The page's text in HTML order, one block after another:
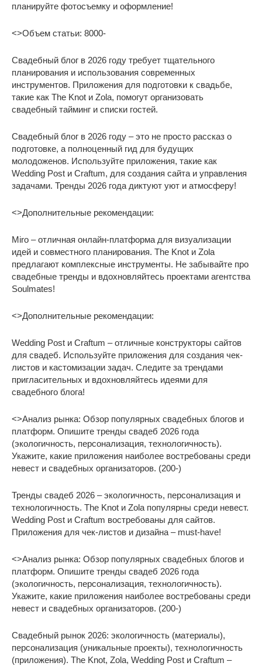
планируйте фотосъемку и оформление!
<>Объем статьи: 8000-
Свадебный блог в 2026 году требует тщательного
планирования и использования современных
инструментов. Приложения для подготовки к свадьбе,
такие как The Knot и Zola, помогут организовать
свадебный тайминг и списки гостей.
Свадебный блог в 2026 году – это не просто рассказ о
подготовке, а полноценный гид для будущих
молодоженов. Используйте приложения, такие как
Wedding Post и Craftum, для создания сайта и управления
задачами. Тренды 2026 года диктуют уют и атмосферу!
<>Дополнительные рекомендации:
Miro – отличная онлайн-платформа для визуализации
идей и совместного планирования. The Knot и Zola
предлагают комплексные инструменты. Не забывайте про
свадебные тренды и вдохновляйтесь проектами агентства
Soulmates!
<>Дополнительные рекомендации:
Wedding Post и Craftum – отличные конструкторы сайтов
для свадеб. Используйте приложения для создания чек-
листов и кастомизации задач. Следите за трендами
пригласительных и вдохновляйтесь идеями для
свадебного блога!
<>Анализ рынка: Обзор популярных свадебных блогов и
платформ. Опишите тренды свадеб 2026 года
(экологичность, персонализация, технологичность).
Укажите, какие приложения наиболее востребованы среди
невест и свадебных организаторов. (200-)
Тренды свадеб 2026 – экологичность, персонализация и
технологичность. The Knot и Zola популярны среди невест.
Wedding Post и Craftum востребованы для сайтов.
Приложения для чек-листов и дизайна – must-have!
<>Анализ рынка: Обзор популярных свадебных блогов и
платформ. Опишите тренды свадеб 2026 года
(экологичность, персонализация, технологичность).
Укажите, какие приложения наиболее востребованы среди
невест и свадебных организаторов. (200-)
Свадебный рынок 2026: экологичность (материалы),
персонализация (уникальные проекты), технологичность
(приложения). The Knot, Zola, Wedding Post и Craftum –